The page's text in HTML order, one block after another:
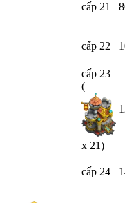
cấp 21
cấp 22
cấp 23
(
x 21)
cấp 24